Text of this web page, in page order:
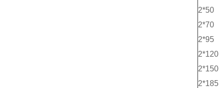
2*50
2*70
2*95
2*120
2*150
2*185